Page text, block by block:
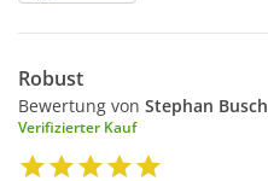
Robust
Bewertung von Stephan Busch
Verifizierter Kauf